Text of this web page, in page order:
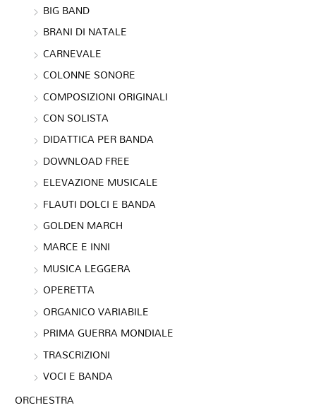
BIG BAND
BRANI DI NATALE
CARNEVALE
COLONNE SONORE
COMPOSIZIONI ORIGINALI
CON SOLISTA
DIDATTICA PER BANDA
DOWNLOAD FREE
ELEVAZIONE MUSICALE
FLAUTI DOLCI E BANDA
GOLDEN MARCH
MARCE E INNI
MUSICA LEGGERA
OPERETTA
ORGANICO VARIABILE
PRIMA GUERRA MONDIALE
TRASCRIZIONI
VOCI E BANDA
ORCHESTRA